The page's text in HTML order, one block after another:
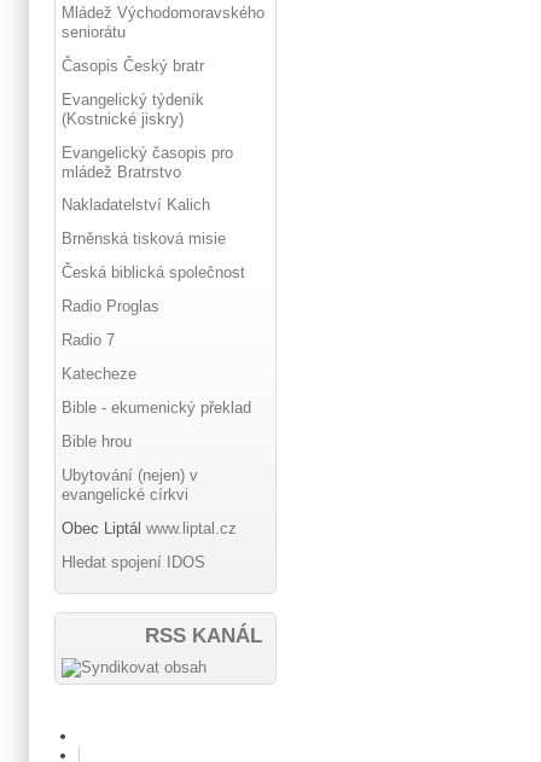
Mládež Východomoravského
seniorátu
Časopis Český bratr
Evangelický týdeník
(Kostnické jiskry)
Evangelický časopis pro
mládež Bratrstvo
Nakladatelství Kalich
Brněnská tisková misie
Česká biblická společnost
Radio Proglas
Radio 7
Katecheze
Bible - ekumenický překlad
Bible hrou
Ubytování (nejen) v
evangelické církvi
Obec Liptál www.liptal.cz
Hledat spojení IDOS
RSS KANÁL